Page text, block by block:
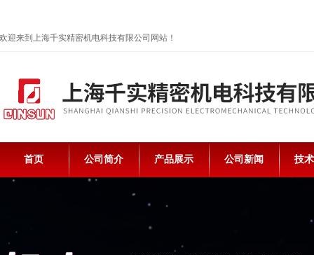
欢迎来到上海千实精密机电科技有限公司网站！
首页 公司简介 产品展示 公司新闻 技